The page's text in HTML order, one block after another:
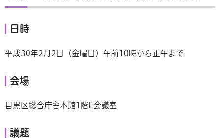
日時
平成30年2月2日（金曜日）午前10時から正午まで
会場
目黒区総合庁舎本館1階E会議室
議題